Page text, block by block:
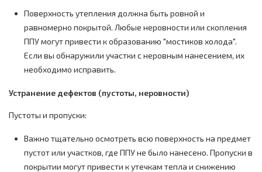
Поверхность утепления должна быть ровной и
равномерно покрытой. Любые неровности или скопления
ППУ могут привести к образованию "мостиков холода".
Если вы обнаружили участки с неровным нанесением, их
необходимо исправить.
Устранение дефектов (пустоты, неровности)
Пустоты и пропуски:
Важно тщательно осмотреть всю поверхность на предмет
пустот или участков, где ППУ не было нанесено. Пропуски в
покрытии могут привести к утечкам тепла и снижению